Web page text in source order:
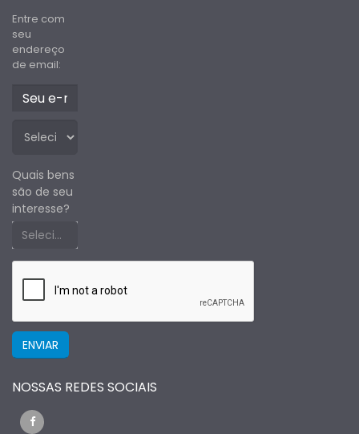
Entre com
seu
endereço
de email:
Quais bens
são de seu
interesse?
Selecione um estado primeiro
NOSSAS REDES SOCIAIS